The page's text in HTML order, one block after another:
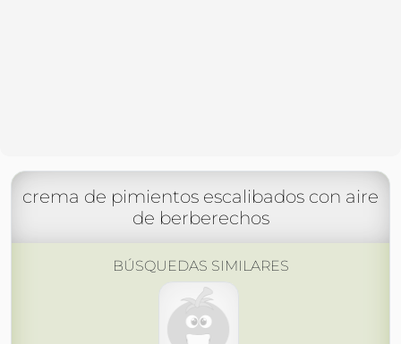
crema de pimientos escalibados con aire
de berberechos
BÚSQUEDAS SIMILARES